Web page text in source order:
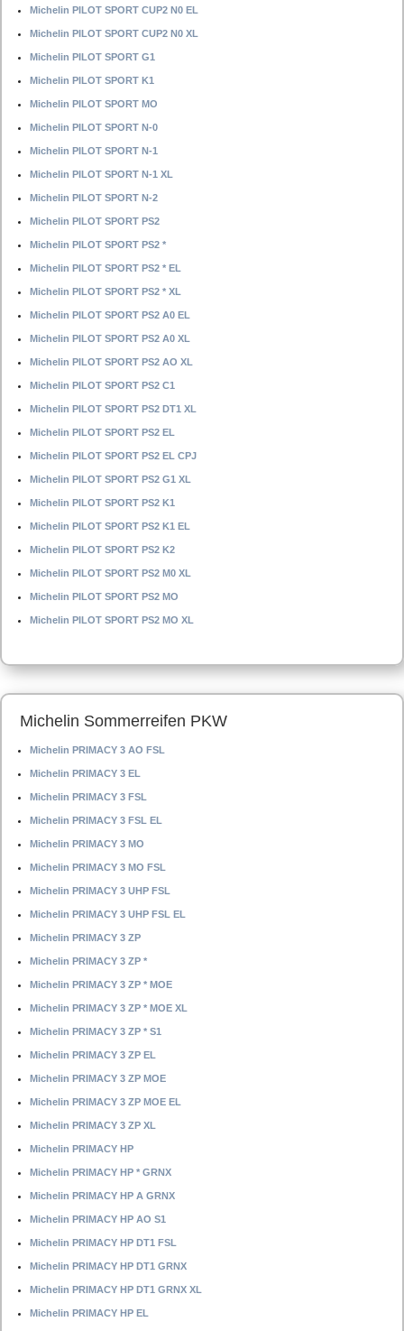
Michelin PILOT SPORT CUP2 N0 EL
Michelin PILOT SPORT CUP2 N0 XL
Michelin PILOT SPORT G1
Michelin PILOT SPORT K1
Michelin PILOT SPORT MO
Michelin PILOT SPORT N-0
Michelin PILOT SPORT N-1
Michelin PILOT SPORT N-1 XL
Michelin PILOT SPORT N-2
Michelin PILOT SPORT PS2
Michelin PILOT SPORT PS2 *
Michelin PILOT SPORT PS2 * EL
Michelin PILOT SPORT PS2 * XL
Michelin PILOT SPORT PS2 A0 EL
Michelin PILOT SPORT PS2 A0 XL
Michelin PILOT SPORT PS2 AO XL
Michelin PILOT SPORT PS2 C1
Michelin PILOT SPORT PS2 DT1 XL
Michelin PILOT SPORT PS2 EL
Michelin PILOT SPORT PS2 EL CPJ
Michelin PILOT SPORT PS2 G1 XL
Michelin PILOT SPORT PS2 K1
Michelin PILOT SPORT PS2 K1 EL
Michelin PILOT SPORT PS2 K2
Michelin PILOT SPORT PS2 M0 XL
Michelin PILOT SPORT PS2 MO
Michelin PILOT SPORT PS2 MO XL
Michelin Sommerreifen PKW
Michelin PRIMACY 3 AO FSL
Michelin PRIMACY 3 EL
Michelin PRIMACY 3 FSL
Michelin PRIMACY 3 FSL EL
Michelin PRIMACY 3 MO
Michelin PRIMACY 3 MO FSL
Michelin PRIMACY 3 UHP FSL
Michelin PRIMACY 3 UHP FSL EL
Michelin PRIMACY 3 ZP
Michelin PRIMACY 3 ZP *
Michelin PRIMACY 3 ZP * MOE
Michelin PRIMACY 3 ZP * MOE XL
Michelin PRIMACY 3 ZP * S1
Michelin PRIMACY 3 ZP EL
Michelin PRIMACY 3 ZP MOE
Michelin PRIMACY 3 ZP MOE EL
Michelin PRIMACY 3 ZP XL
Michelin PRIMACY HP
Michelin PRIMACY HP * GRNX
Michelin PRIMACY HP A GRNX
Michelin PRIMACY HP AO S1
Michelin PRIMACY HP DT1 FSL
Michelin PRIMACY HP DT1 GRNX
Michelin PRIMACY HP DT1 GRNX XL
Michelin PRIMACY HP EL